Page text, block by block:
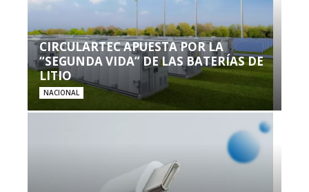
CIRCULARTEC APUESTA POR LA
“SEGUNDA VIDA” DE LAS BATERÍAS DE
LITIO
NACIONAL